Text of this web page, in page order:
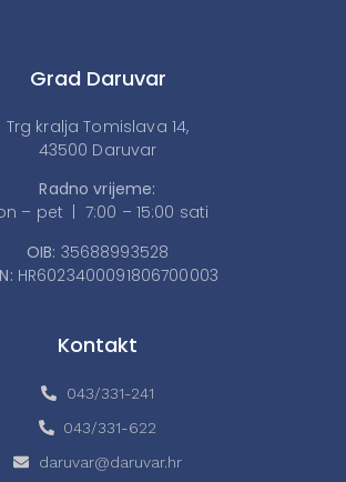
Grad Daruvar
Trg kralja Tomislava 14,
43500 Daruvar
Radno vrijeme:
– pet | 7:00 – 15:00 sati
OIB: 35688993528
HR6023400091806700003
Kontakt
043/331-241
043/331-622
daruvar@daruvar.hr